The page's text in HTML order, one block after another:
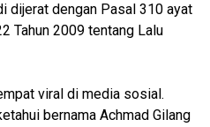
dijerat dengan Pasal 310 ayat
Tahun 2009 tentang Lalu
viral di media sosial.
bernama Achmad Gilang